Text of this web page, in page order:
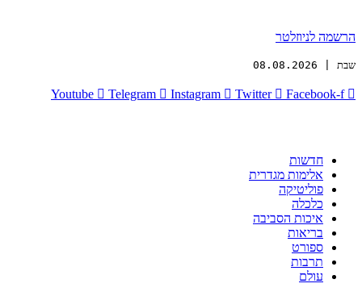
הרשמה לניוזלטר
שבת | 08.08.2026
Youtube Telegram Instagram Twitter Facebook-f
חדשות
אלימות מגדרית
פוליטיקה
כלכלה
איכות הסביבה
בריאות
ספורט
תרבות
עולם